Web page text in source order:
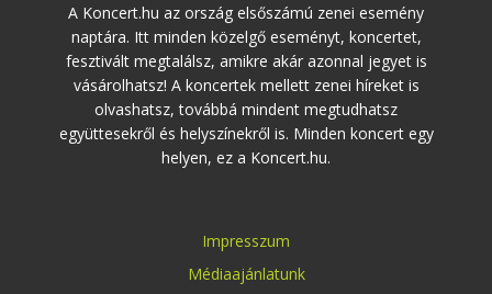
A Koncert.hu az ország elsőszámú zenei esemény
naptára. Itt minden közelgő eseményt, koncertet,
fesztivált megtalálsz, amikre akár azonnal jegyet is
vásárolhatsz! A koncertek mellett zenei híreket is
olvashatsz, továbbá mindent megtudhatsz
együttesekről és helyszínekről is. Minden koncert egy
helyen, ez a Koncert.hu.
Impresszum
Médiaajánlatunk